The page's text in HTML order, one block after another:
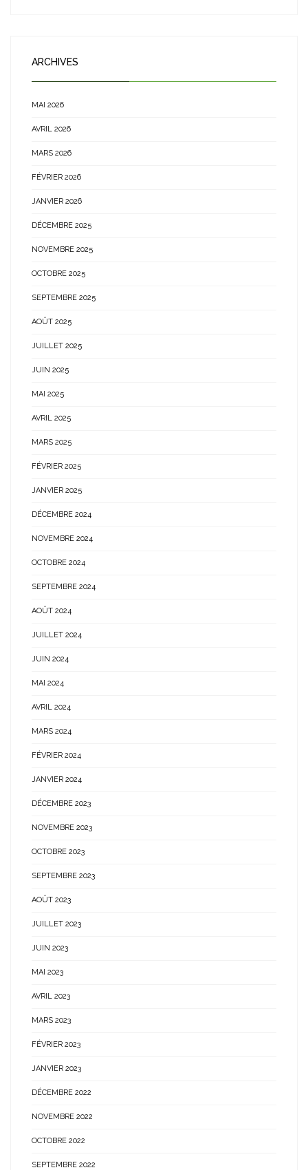
ARCHIVES
MAI 2026
AVRIL 2026
MARS 2026
FÉVRIER 2026
JANVIER 2026
DÉCEMBRE 2025
NOVEMBRE 2025
OCTOBRE 2025
SEPTEMBRE 2025
AOÛT 2025
JUILLET 2025
JUIN 2025
MAI 2025
AVRIL 2025
MARS 2025
FÉVRIER 2025
JANVIER 2025
DÉCEMBRE 2024
NOVEMBRE 2024
OCTOBRE 2024
SEPTEMBRE 2024
AOÛT 2024
JUILLET 2024
JUIN 2024
MAI 2024
AVRIL 2024
MARS 2024
FÉVRIER 2024
JANVIER 2024
DÉCEMBRE 2023
NOVEMBRE 2023
OCTOBRE 2023
SEPTEMBRE 2023
AOÛT 2023
JUILLET 2023
JUIN 2023
MAI 2023
AVRIL 2023
MARS 2023
FÉVRIER 2023
JANVIER 2023
DÉCEMBRE 2022
NOVEMBRE 2022
OCTOBRE 2022
SEPTEMBRE 2022